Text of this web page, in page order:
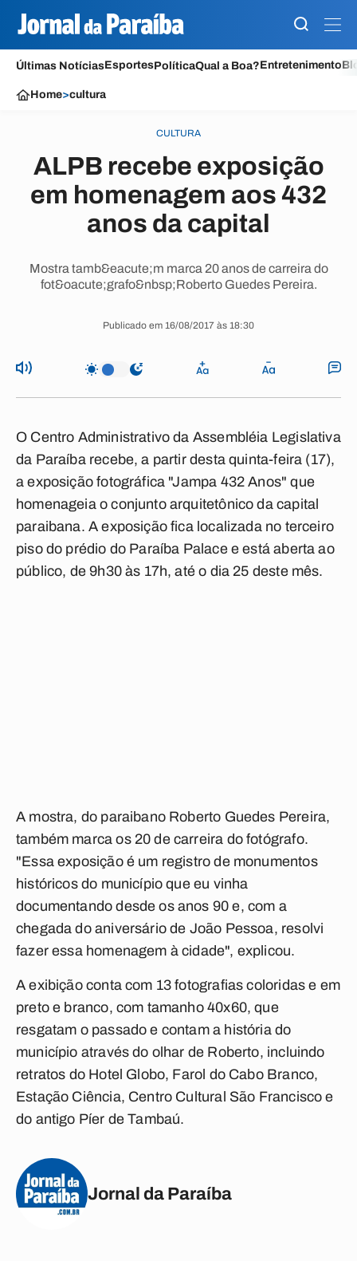
Últimas NotíciasEsportesPolíticaQual a Boa?Entretenimento
Home>cultura
CULTURA
ALPB recebe exposição
em homenagem aos 432
anos da capital
Mostra tamb&eacute;m marca 20 anos de carreira do
fot&oacute;grafo&nbsp;Roberto Guedes Pereira.
Publicado em 16/08/2017 às 18:30
O Centro Administrativo da Assembléia Legislativa
da Paraíba recebe, a partir desta quinta-feira (17),
a exposição fotográfica "Jampa 432 Anos" que
homenageia o conjunto arquitetônico da capital
paraibana. A exposição fica localizada no terceiro
piso do prédio do Paraíba Palace e está aberta ao
público, de 9h30 às 17h, até o dia 25 deste mês.
A mostra, do paraibano Roberto Guedes Pereira,
também marca os 20 de carreira do fotógrafo.
"Essa exposição é um registro de monumentos
históricos do município que eu vinha
documentando desde os anos 90 e, com a
chegada do aniversário de João Pessoa, resolvi
fazer essa homenagem à cidade", explicou.
A exibição conta com 13 fotografias coloridas e em
preto e branco, com tamanho 40x60, que
resgatam o passado e contam a história do
município através do olhar de Roberto, incluindo
retratos do Hotel Globo, Farol do Cabo Branco,
Estação Ciência, Centro Cultural São Francisco e
do antigo Píer de Tambaú.
Jornal da Paraíba